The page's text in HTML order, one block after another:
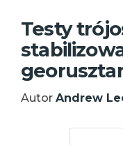
Testy
Autor Andrew